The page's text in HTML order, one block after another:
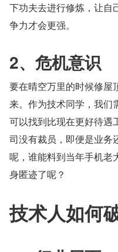
下功夫去进行修炼，让自
争力才会更强。
2、危机意识
要在晴空万里的时候修屋
来。作为技术同学，我们
可以找到比现在更好待遇
司没有裁员，即便是业务
呢，谁能料到当年手机老
身匿迹了呢？
技术人如何